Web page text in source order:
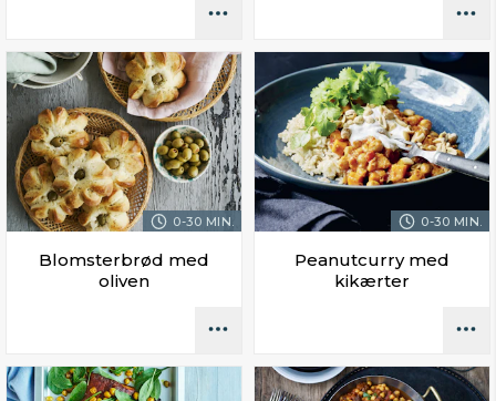
0-30 MIN.
Blomsterbrød med
oliven
0-30 MIN.
Peanutcurry med
kikærter